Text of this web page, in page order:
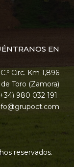
EN
C.º Circ. Km 1,896
Toro (Zamora)
980 032 191
reservados.